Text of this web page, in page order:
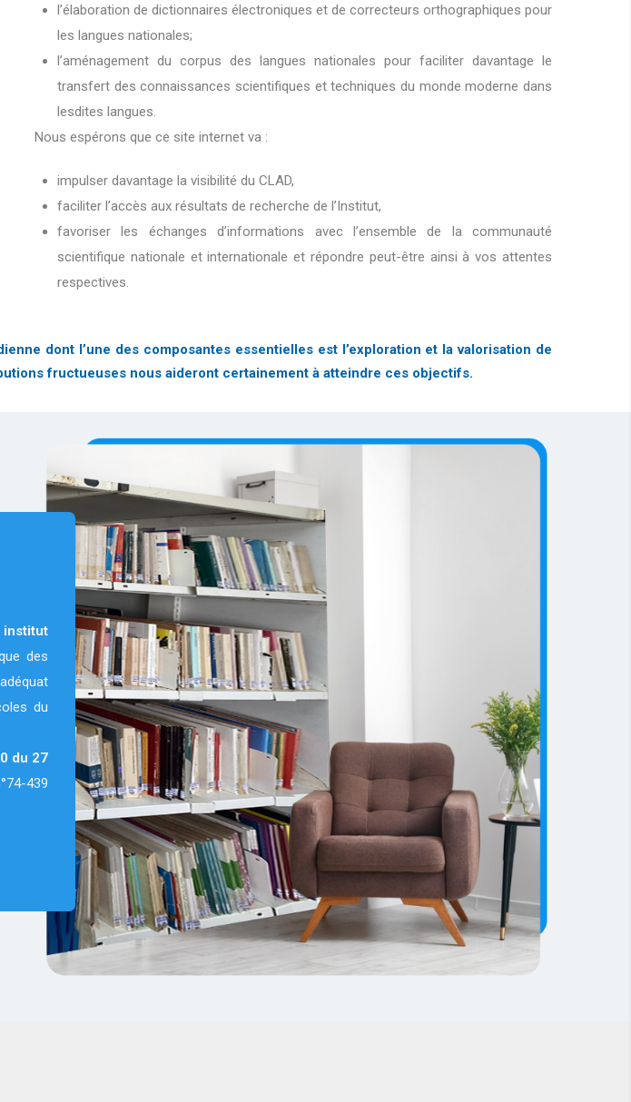
l’élaboration de dictionnaires électroniques et de correcteurs orthographiques pour
les langues nationales;
l’aménagement du corpus des langues nationales pour faciliter davantage le
transfert des connaissances scientifiques et techniques du monde moderne dans
lesdites langues.
Nous espérons que ce site internet va :
impulser davantage la visibilité du CLAD,
faciliter l’accès aux résultats de recherche de l’Institut,
favoriser les échanges d’informations avec l’ensemble de la communauté
scientifique nationale et internationale et répondre peut-être ainsi à vos attentes
respectives.
dont l’une des composantes essentielles est l’exploration et la valorisation de
fructueuses nous aideront certainement à atteindre ces objectifs.
des
du
du 27
439